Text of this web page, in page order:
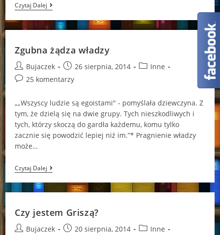
Czytaj DalejRycerz
Bez
Serca
Zgubna żądza władzy
Post
author:
Bujaczek
Post
published:
26 sierpnia, 2014
PostInne
Post25 komentarzy
„„Wszyscy ludzie są egoistami" - pomyślała dziewczyna. Z
tym, że dzielą się na dwie grupy. Tych nieszkodliwych i
tych, którzy skoczą do gardła każdemu, komu tylko
zacznie się powodzić lepiej niż im.”* Pragnienie władzy
może…
Czytaj DalejZgubna
Żądza
Władzy
Czy jestem Griszą?
PostBujaczek
Post20 sierpnia, 2014
PostInne